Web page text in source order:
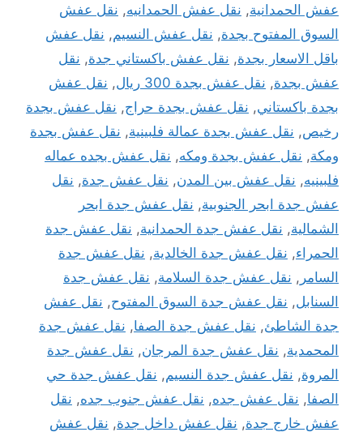
عفش الحمدانية, نقل عفش الحمدانيه, نقل عفش
السوق المفتوح بجدة, نقل عفش النسيم, نقل عفش
باقل الاسعار بجدة, نقل عفش باكستاني جدة, نقل
عفش بجدة, نقل عفش بجدة 300 ريال , نقل عفش
بجدة باكستاني, نقل عفش بجدة حراج, نقل عفش بجدة
رخيص, نقل عفش بجدة عمالة فلبينية, نقل عفش بجدة
ومكة, نقل عفش بجدة ومكه, نقل عفش بجده عماله
فلبينيه, نقل عفش بين المدن, نقل عفش جدة, نقل
عفش جدة ابحر الجنوبية, نقل عفش جدة ابحر
الشمالية, نقل عفش جدة الحمدانية, نقل عفش جدة
الحمراء, نقل عفش جدة الخالدية, نقل عفش جدة
السامر , نقل عفش جدة السلامة, نقل عفش جدة
السنابل, نقل عفش جدة السوق المفتوح, نقل عفش
جدة الشاطئ, نقل عفش جدة الصفا, نقل عفش جدة
المحمدية, نقل عفش جدة المرجان, نقل عفش جدة
المروة, نقل عفش جدة النسيم, نقل عفش جدة حي
الصفا, نقل عفش جده, نقل عفش جنوب جده, نقل
عفش خارج جدة, نقل عفش داخل جدة, نقل عفش